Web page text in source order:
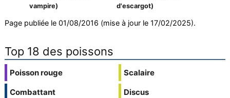
vampire)
d'escargot)
Page publiée le 01/08/2016 (mise à jour le 17/02/2025).
Top 18 des poissons
Poisson rouge
Combattant
Scalaire
Discus